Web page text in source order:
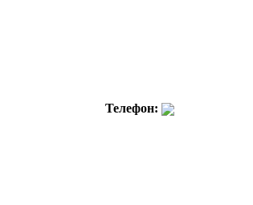
Телефон: